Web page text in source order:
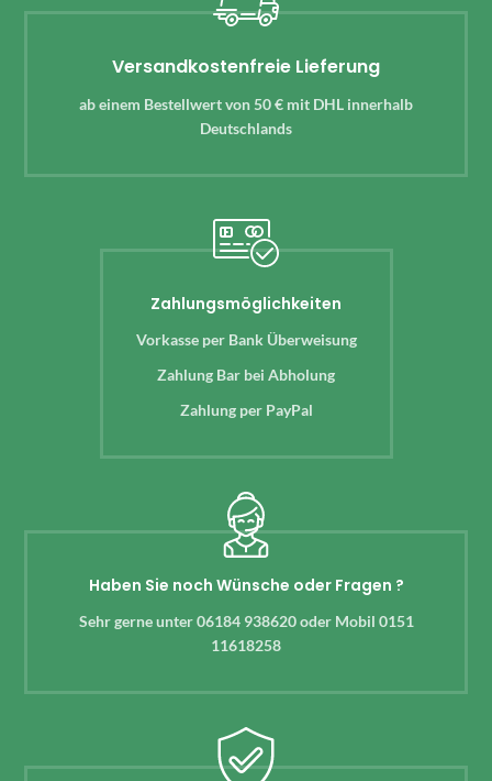
Versandkostenfreie Lieferung
ab einem Bestellwert von 50 € mit DHL innerhalb
Deutschlands
Zahlungsmöglichkeiten
Vorkasse per Bank Überweisung
Zahlung Bar bei Abholung
Zahlung per PayPal
Haben Sie noch Wünsche oder Fragen ?
Sehr gerne unter 06184 938620 oder Mobil 0151
11618258